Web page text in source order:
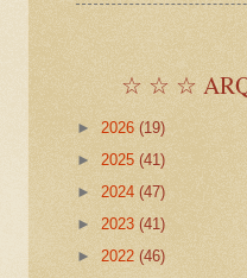
☆ ☆ ☆
► 2026 (19)
► 2025 (41)
► 2024 (47)
► 2023 (41)
► 2022 (46)